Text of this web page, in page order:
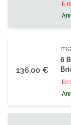
Il
136.00 €
6